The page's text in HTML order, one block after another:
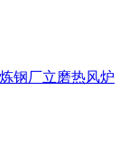
钢厂立磨热风炉